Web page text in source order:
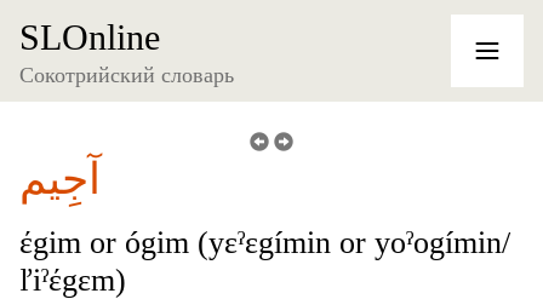
SLOnline
Сокотрийский словарь
آجِيم
έgim or ógim (yɛˀɛgímin or yoˀogímin/
ľiˀέgɛm)